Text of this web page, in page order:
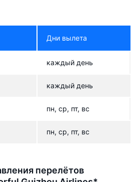
Дни вылета
каждый день
каждый день
пн, ср, пт, вс
пн, ср, пт, вс
перелётов